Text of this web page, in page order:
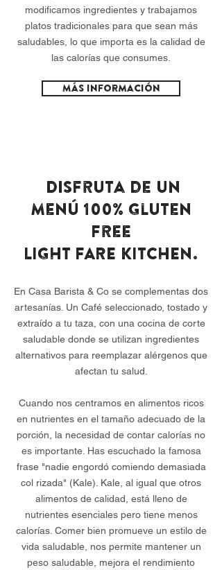
modificamos ingredientes y trabajamos
platos tradicionales para que sean más
saludables, lo que importa es la calidad de
las calorías que consumes.
Más información
Disfruta de un
menú 100% Gluten
Free
LIGHT FARE KITCHEN.
En Casa Barista & Co se complementas dos
artesanías. Un Café seleccionado, tostado y
extraído a tu taza, con una cocina de corte
saludable donde se utilizan ingredientes
alternativos para reemplazar alérgenos que
afectan tu salud.
Cuando nos centramos en alimentos ricos
en nutrientes en el tamaño adecuado de la
porción, la necesidad de contar calorías no
es importante. Has escuchado la famosa
frase "nadie engordó comiendo demasiada
col rizada" (Kale). Kale, al igual que otros
alimentos de calidad, está lleno de
nutrientes esenciales pero tiene menos
calorías. Comer bien promueve un estilo de
vida saludable, nos permite mantener un
peso saludable, mejora el rendimiento